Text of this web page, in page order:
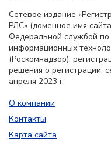
Сетевое издание
РЛС» (доменное имя
Федеральной службой по
информационных
(Роскомнадзор),
решения о регистрации:
апреля 2023 г.
О компании
Контакты
Карта сайта